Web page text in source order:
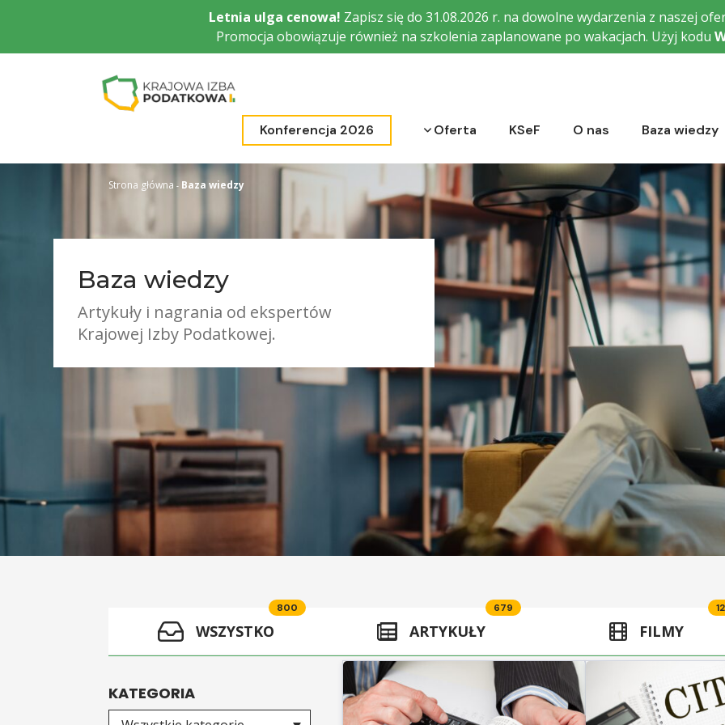
Letnia ulga cenowa! Zapisz się do 31.08.2026 r. na dowolne wydarzenia z naszej
Promocja obowiązuje również na szkolenia zaplanowane po wakacjach. Użyj kodu
Konferencja 2026 Oferta KSeF O nas Baza wiedzy
Strona główna Baza wiedzy
Baza wiedzy
Artykuły i nagrania od ekspertów
Krajowej Izby Podatkowej.
800
WSZYSTKO
679
ARTYKUŁY FILMY
KATEGORIA
Wybierz kategorię